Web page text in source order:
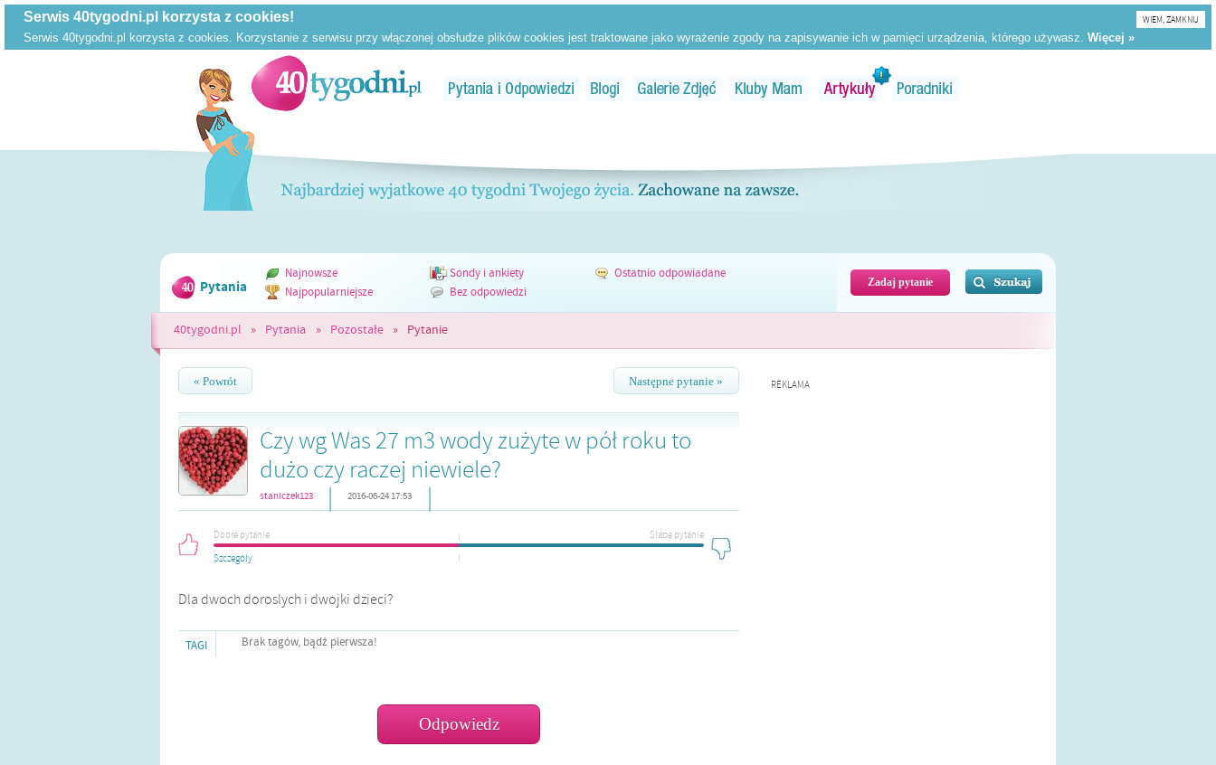
WIEM, ZAMKNIJ
Pytania
Najnowsze Sondy i ankiety
Ostatnio odpowiadane
Najpopularniejsze
Bez odpowiedzi
Zadaj pytanie
40tygodni.pl » Pytania » Pozostałe » Pytanie
« Powrót Następne pytanie »
Czy wg Was 27 m3 wody zużyte w pół roku to
dużo czy raczej niewiele?
staniczek123 | 2016-06-24 17:53 |
Dobre pytanie
Słabe pytanie
Szczegóły
Dla dwoch doroslych i dwojki dzieci?
TAGI Brak tagów, bądź pierwsza!
REKLAMA